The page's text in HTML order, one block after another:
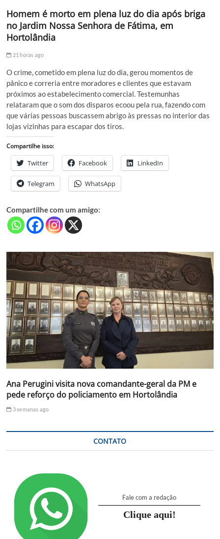
Homem é morto em plena luz do dia após briga
no Jardim Nossa Senhora de Fátima, em
Hortolândia
21 horas ago
O crime, cometido em plena luz do dia, gerou momentos de
pânico e correria entre moradores e clientes que estavam
próximos ao estabelecimento comercial. Testemunhas
relataram que o som dos disparos ecoou pela rua, fazendo com
que várias pessoas buscassem abrigo às pressas no interior das
lojas vizinhas para escapar dos tiros.
Compartilhe isso:
Twitter Facebook LinkedIn
Telegram WhatsApp
Compartilhe com um amigo:
Ana Perugini visita nova comandante-geral da PM e
pede reforço do policiamento em Hortolândia
3 semanas ago
CONTATO
Fale com a redação
Clique aqui!